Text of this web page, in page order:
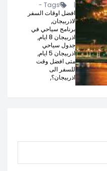
|
Tags -
افضل اوقات السفر
لاذربيجان,
برنامج سياحي في
اذربيجان 8 ايام,
جدول سياحي
اذربيجان 5 ايام,
متى افضل وقت
للسفر الى
اذربيجان؟,